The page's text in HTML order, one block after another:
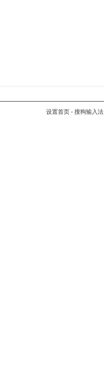
设置首页 - 搜狗输入法